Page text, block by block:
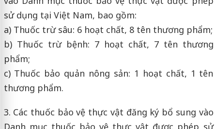
sử dụng tại Việt Nam, bao gồm:
a) Thuốc trừ sâu: 6 hoạt chất, 8 tên thương phẩm;
b) Thuốc trừ bệnh: 7 hoạt chất, 7 tên thương
phẩm;
c) Thuốc bảo quản nông sản: 1 hoạt chất, 1 tên
thương phẩm.
3. Các thuốc bảo vệ thực vật đăng ký bổ sung vào